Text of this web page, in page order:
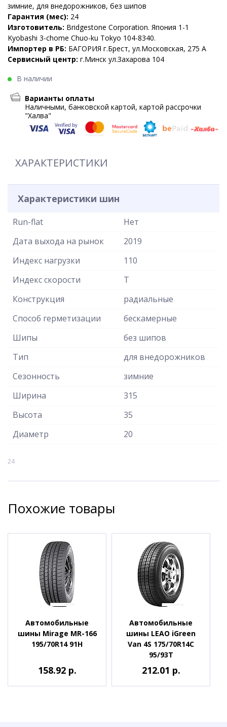
зимние, для внедорожников, без шипов
Гарантия (мес): 24
Изготовитель: Bridgestone Corporation. Япония 1-1
Kyobashi 3-chome Chuo-ku Tokyo 104-8340.
Импортер в РБ: БАГОРИЯ г.Брест, ул.Московская, 275 А
Сервисный центр: г.Минск ул.Захарова 104
В наличии
Варианты оплаты
Наличными, банковской картой, картой рассрочки
"Халва"
ХАРАКТЕРИСТИКИ
Характеристики шин
Run-flat
Нет
Дата выхода на рынок
2019
Индекс нагрузки
110
Индекс скорости
T
Конструкция
радиальные
Способ герметизации
бескамерные
Шипы
без шипов
Тип
для внедорожников
Сезонность
зимние
Ширина
315
Высота
35
Диаметр
20
24
Похожие товары
Автомобильные
шины Mirage MR-166
195/70R14 91H
158.92 р.
Автомобильные
шины LEAO iGreen
Van 4S 175/70R14C
95/93T
212.01 р.